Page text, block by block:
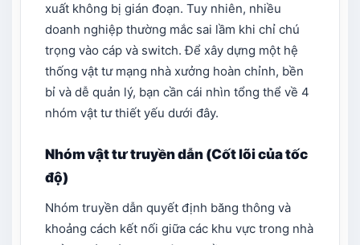
xuất không bị gián đoạn. Tuy nhiên, nhiều
doanh nghiệp thường mắc sai lầm khi chỉ chú
trọng vào cáp và switch. Để xây dựng một hệ
thống vật tư mạng nhà xưởng hoàn chỉnh, bền
bỉ và dễ quản lý, bạn cần cái nhìn tổng thể về 4
nhóm vật tư thiết yếu dưới đây.
Nhóm vật tư truyền dẫn (Cốt lõi của tốc
độ)
Nhóm truyền dẫn quyết định băng thông và
khoảng cách kết nối giữa các khu vực trong nhà